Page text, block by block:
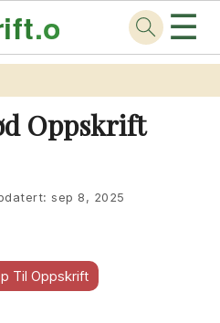
.org ☰
Oppskrift
sep 8, 2025
Til Oppskrift